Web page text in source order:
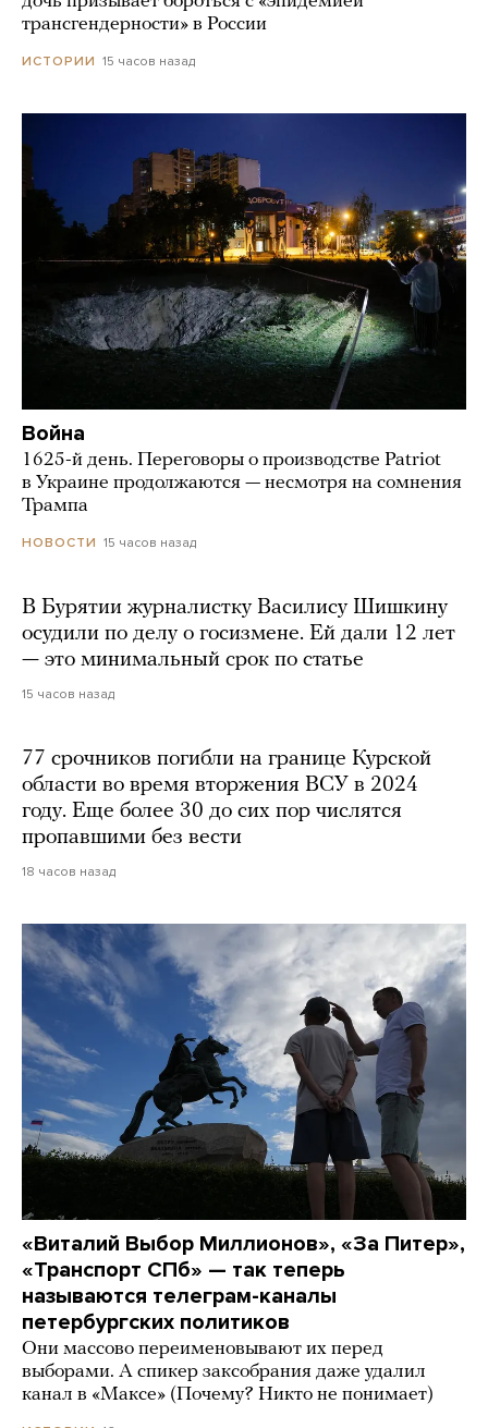
трансгендерности» в России
ИСТОРИИ 15 часов назад
Война
1625-й день. Переговоры о производстве Patriot
в Украине продолжаются — несмотря на сомнения
Трампа
НОВОСТИ 15 часов назад
В Бурятии журналистку Василису Шишкину
осудили по делу о госизмене. Ей дали 12 лет
— это минимальный срок по статье
15 часов назад
77 срочников погибли на границе Курской
области во время вторжения ВСУ в 2024
году. Еще более 30 до сих пор числятся
пропавшими без вести
18 часов назад
«Виталий Выбор Миллионов», «За Питер»,
«Транспорт СПб» — так теперь
называются телеграм-каналы
петербургских политиков
Они массово переименовывают их перед
выборами. А спикер заксобрания даже удалил
канал в «Максе» (Почему? Никто не понимает)